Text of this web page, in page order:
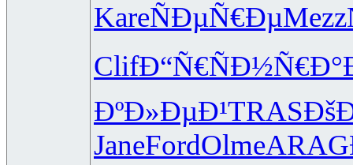
KareÑÐµÑ€ÐµMezz
ClifÐ“Ñ€ÑÐ½
ÐºÐ»ÐµÐ¹TRAS
JaneFordOlmeARAG